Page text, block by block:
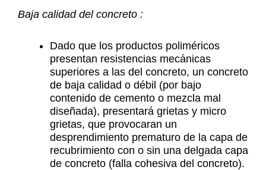
Baja calidad del concreto :
Dado que los productos poliméricos
presentan resistencias mecánicas
superiores a las del concreto, un concreto
de baja calidad o débil (por bajo
contenido de cemento o mezcla mal
diseñada), presentará grietas y micro
grietas, que provocaran un
desprendimiento prematuro de la capa de
recubrimiento con o sin una delgada capa
de concreto (falla cohesiva del concreto).